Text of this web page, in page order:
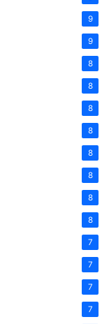
9
9
8
8
8
8
8
8
8
8
7
7
7
7